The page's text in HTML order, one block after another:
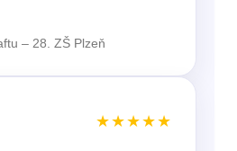
– 28. ZŠ Plzeň
★★★★★